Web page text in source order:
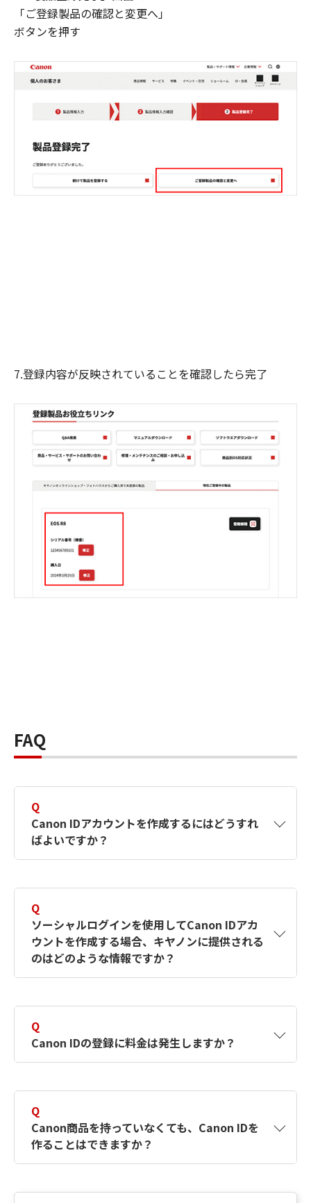
「ご登録製品の確認と変更へ」
ボタンを押す
7.登録内容が反映されていることを確認したら完了
FAQ
Q
Canon IDアカウントを作成するにはどうすれ
ばよいですか？
す。詳しい作成方法は【カメラ】Canon IDとは
何ですか？Canon IDの作成方法は？をご確認く
ださい。
Q
ソーシャルログインを使用してCanon IDアカ
ウントを作成する場合、キヤノンに提供される
のはどのような情報ですか？
択したサービスから取得します。アカウントを
簡単に作成できるように、この情報を使用して
Canon IDの登録フォームを入力します。
Q
Canon IDの登録に料金は発生しますか？
Q
Canon商品を持っていなくても、Canon IDを
作ることはできますか？